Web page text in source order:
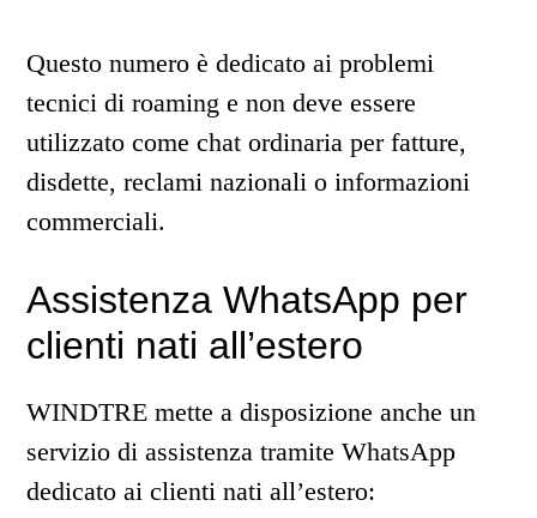
Questo numero è dedicato ai problemi
tecnici di roaming e non deve essere
utilizzato come chat ordinaria per fatture,
disdette, reclami nazionali o informazioni
commerciali.
Assistenza WhatsApp per
clienti nati all’estero
WINDTRE mette a disposizione anche un
servizio di assistenza tramite WhatsApp
dedicato ai clienti nati all’estero: